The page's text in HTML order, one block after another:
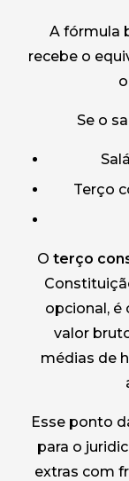
A fórmula
recebe o
Se o
Terço
O terço
opcional, é
valor
médias de
Esse ponto
para o
extras com